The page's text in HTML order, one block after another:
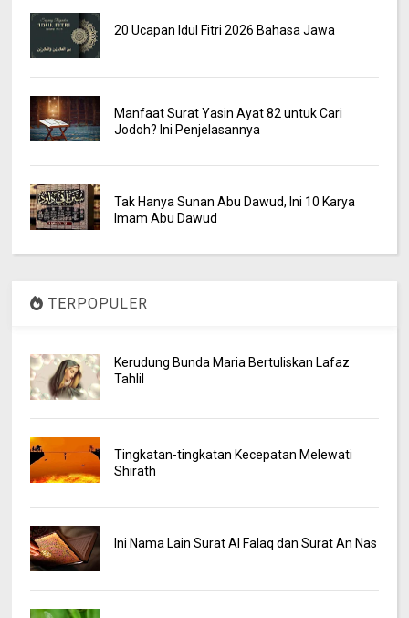
20 Ucapan Idul Fitri 2026 Bahasa Jawa
Manfaat Surat Yasin Ayat 82 untuk Cari
Jodoh? Ini Penjelasannya
Tak Hanya Sunan Abu Dawud, Ini 10 Karya
Imam Abu Dawud
TERPOPULER
Kerudung Bunda Maria Bertuliskan Lafaz
Tahlil
Tingkatan-tingkatan Kecepatan Melewati
Shirath
Ini Nama Lain Surat Al Falaq dan Surat An Nas